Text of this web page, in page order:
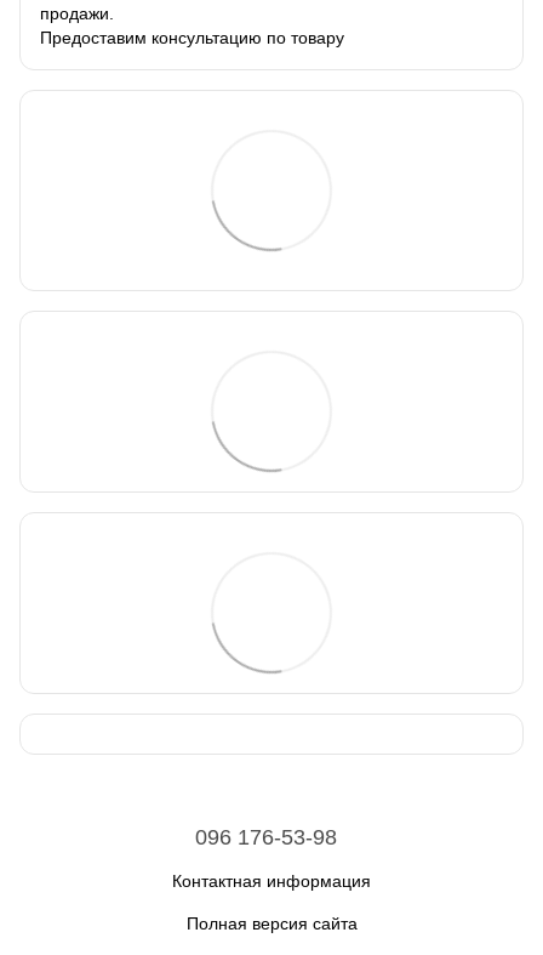
продажи.
Предоставим консультацию по товару
096 176-53-98
Контактная информация
Полная версия сайта